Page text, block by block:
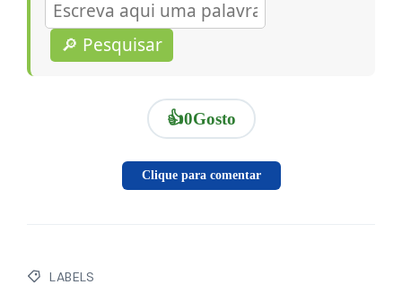
🔎 Pesquisar
👍0Gosto
Clique para comentar
LABELS